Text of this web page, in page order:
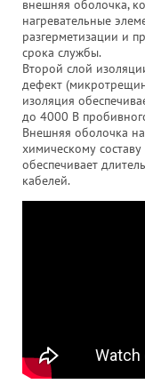
внешняя оболочка,
нагревательные
разгерметизации и
срока службы.
Второй слой
дефект
изоляция
до 4000 В
Внешняя оболочка
химическому
обеспечивает
кабелей.